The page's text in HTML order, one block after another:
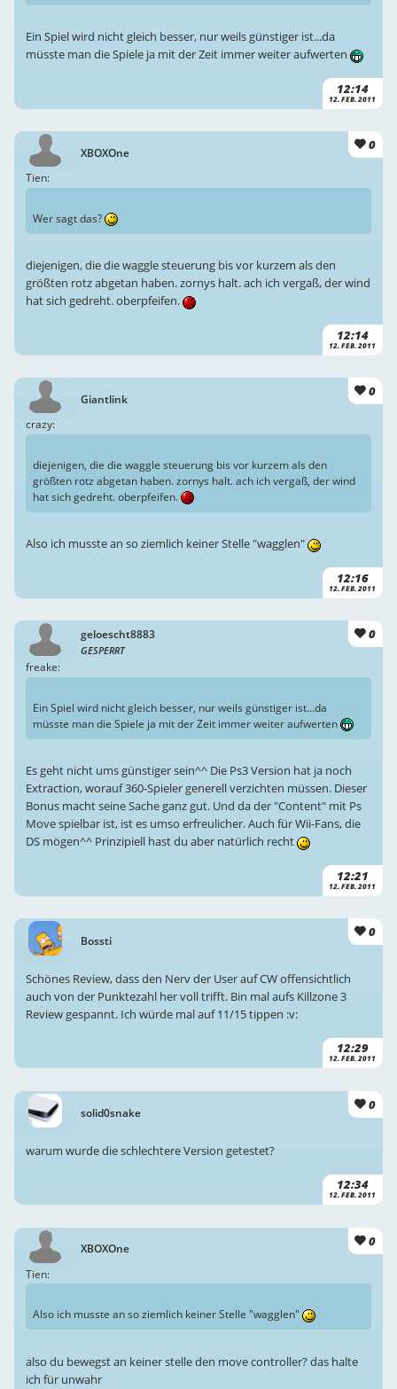
12:14
12. FEB. 2011
Ein Spiel wird nicht gleich besser, nur weils günstiger ist...da
müsste man die Spiele ja mit der Zeit immer weiter aufwerten
XBOXOne 0
12:14
12. FEB. 2011
Tien:
Wer sagt das?
diejenigen, die die waggle steuerung bis vor kurzem als den
größten rotz abgetan haben. zornys halt. ach ich vergaß, der wind
hat sich gedreht. oberpfeifen.
Giantlink 0
12:16
12. FEB. 2011
crazy:
diejenigen, die die waggle steuerung bis vor kurzem als den
größten rotz abgetan haben. zornys halt. ach ich vergaß, der wind
hat sich gedreht. oberpfeifen.
Also ich musste an so ziemlich keiner Stelle "wagglen"
geloescht8883
GESPERRT
0
12:21
12. FEB. 2011
freake:
Ein Spiel wird nicht gleich besser, nur weils günstiger ist...da
müsste man die Spiele ja mit der Zeit immer weiter aufwerten
Es geht nicht ums günstiger sein^^ Die Ps3 Version hat ja noch
Extraction, worauf 360-Spieler generell verzichten müssen. Dieser
Bonus macht seine Sache ganz gut. Und da der "Content" mit Ps
Move spielbar ist, ist es umso erfreulicher. Auch für Wii-Fans, die
DS mögen^^ Prinzipiell hast du aber natürlich recht
Bossti
0
12:29
12. FEB. 2011
Schönes Review, dass den Nerv der User auf CW offensichtlich
auch von der Punktezahl her voll trifft. Bin mal aufs Killzone 3
Review gespannt. Ich würde mal auf 11/15 tippen :v:
solid0snake
0
12:34
12. FEB. 2011
warum wurde die schlechtere Version getestet?
XBOXOne 0
Tien:
Also ich musste an so ziemlich keiner Stelle "wagglen"
also du bewegst an keiner stelle den move controller? das halte
ich für unwahr